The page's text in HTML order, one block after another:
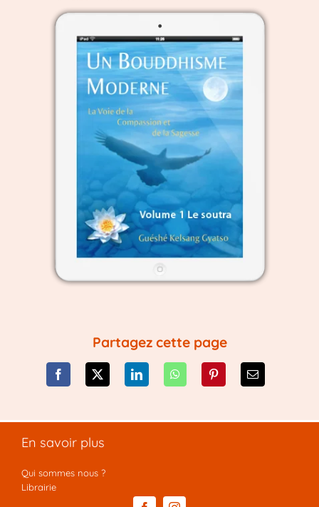
Partagez cette page
En savoir plus
Qui sommes nous ?
Librairie